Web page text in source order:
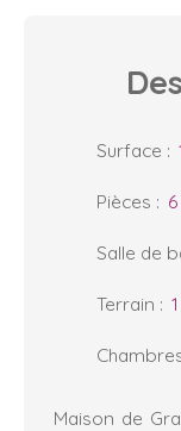
Surface :
Pièces : 6
Salle de
Terrain :
Maison de